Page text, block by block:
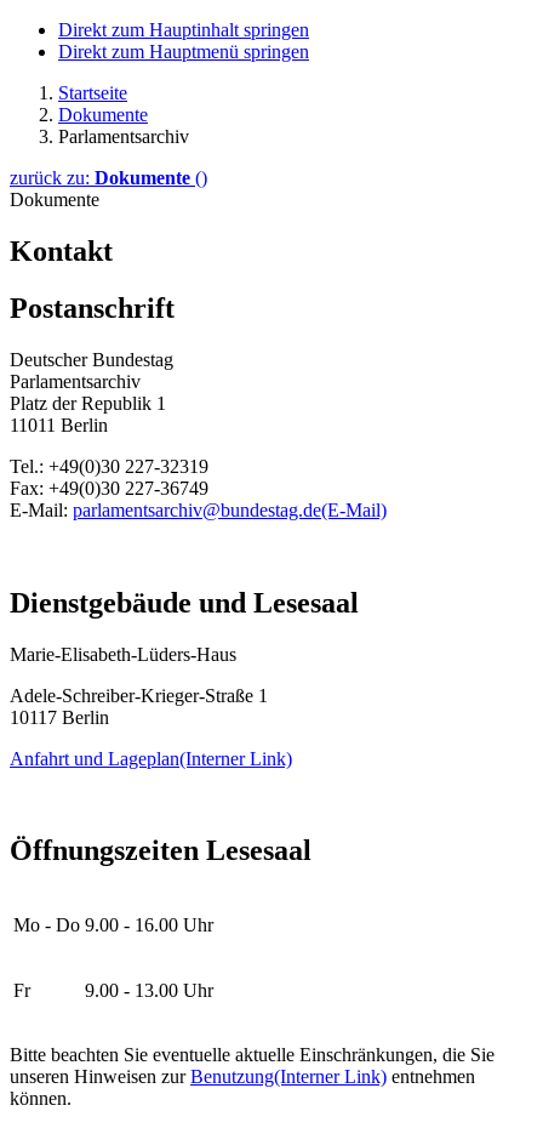
Direkt zum Hauptinhalt springen
Direkt zum Hauptmenü springen
Startseite
Dokumente
Parlamentsarchiv
zurück zu: Dokumente ()
Dokumente
Kontakt
Postanschrift
Deutscher Bundestag
Parlamentsarchiv
Platz der Republik 1
11011 Berlin
Tel.: +49(0)30 227-32319
Fax: +49(0)30 227-36749
E-Mail: parlamentsarchiv@bundestag.de(E-Mail)
Dienstgebäude und Lesesaal
Marie-Elisabeth-Lüders-Haus
Adele-Schreiber-Krieger-Straße 1
10117 Berlin
Anfahrt und Lageplan(Interner Link)
Öffnungszeiten Lesesaal
Mo - Do 9.00 - 16.00 Uhr
Fr 9.00 - 13.00 Uhr
Bitte beachten Sie eventuelle aktuelle Einschränkungen, die Sie
unseren Hinweisen zurBenutzung(Interner Link) entnehmen
können.